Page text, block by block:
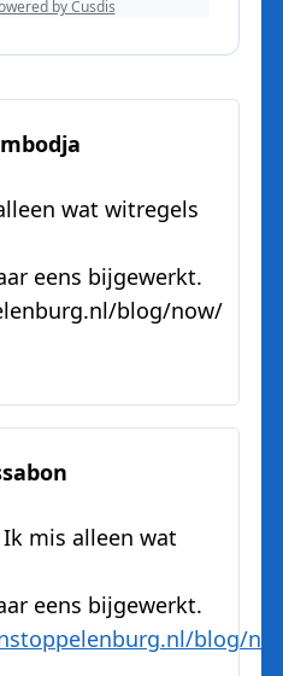
wat witregels
eens bijgewerkt.
blog/now/
mis alleen wat
eens bijgewerkt.
blog/